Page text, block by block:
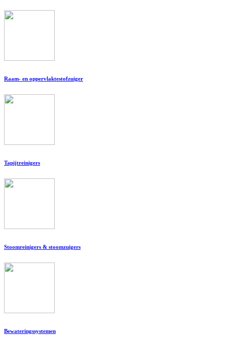
Raam- en oppervlaktestofzuiger
Tapijtreinigers
Stoomreinigers & stoomzuigers
Bewateringssystemen